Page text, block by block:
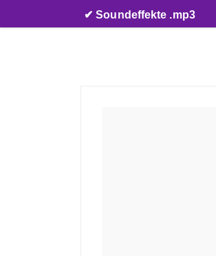
✔ Soundeffekte .mp3